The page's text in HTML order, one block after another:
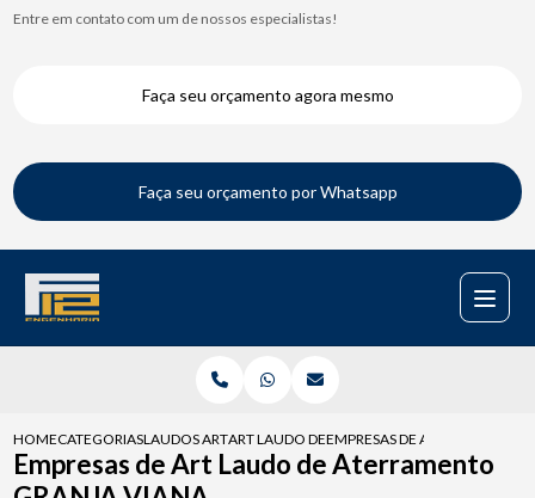
Entre em contato com um de nossos especialistas!
Faça seu orçamento agora mesmo
Faça seu orçamento por Whatsapp
HOMECATEGORIASLAUDOS ARTART LAUDO DE VISTORIAEMPRESAS DE ART LAUDO DE
Empresas de Art Laudo de Aterramento